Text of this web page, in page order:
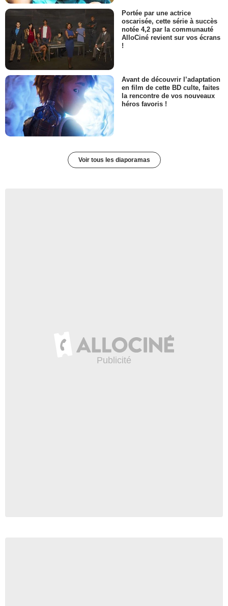
Portée par une actrice
oscarisée, cette série à succès
notée 4,2 par la communauté
AlloCiné revient sur vos écrans
!
Avant de découvrir l’adaptation
en film de cette BD culte, faites
la rencontre de vos nouveaux
héros favoris !
Voir tous les diaporamas